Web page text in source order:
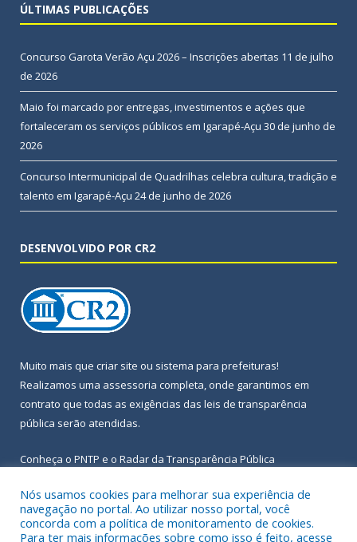
ÚLTIMAS PUBLICAÇÕES
Concurso Garota Verão Açu 2026 – Inscrições abertas 11 de julho
de 2026
Maio foi marcado por entregas, investimentos e ações que
fortaleceram os serviços públicos em Igarapé-Açu 30 de junho de
2026
Concurso Intermunicipal de Quadrilhas celebra cultura, tradição e
talento em Igarapé-Açu 24 de junho de 2026
DESENVOLVIDO POR CR2
Muito mais que criar site ou sistema para prefeituras!
Realizamos uma assessoria completa, onde garantimos em
contrato que todas as exigências das leis de transparência
pública serão atendidas.
Conheça o PNTP e o Radar da Transparência Pública
Nós usamos cookies para melhorar sua experiência de
navegação no portal. Ao utilizar nosso portal, você
concorda com a política de monitoramento de cookies.
Para ter mais informações sobre como isso é feito, acesse